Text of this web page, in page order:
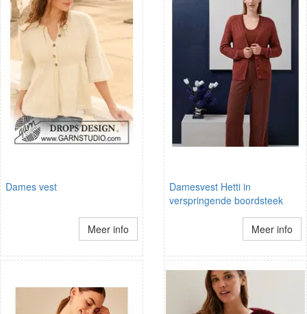
Dames vest
Meer info
Damesvest Hetti in
verspringende boordsteek
Meer info